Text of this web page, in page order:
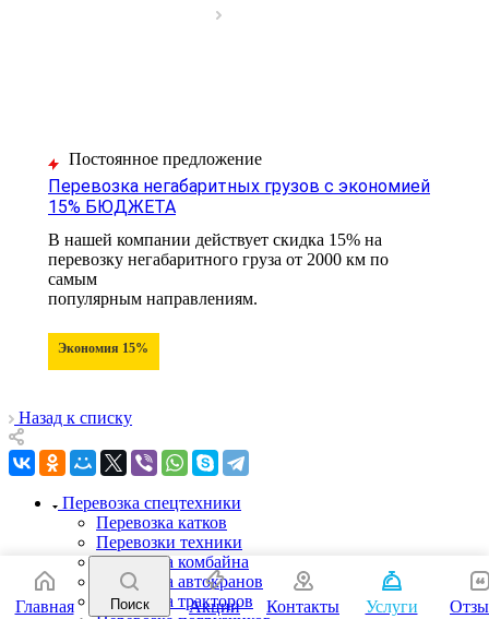
Постоянное предложение
Перевозка негабаритных грузов с экономией
15% БЮДЖЕТА
В нашей компании действует скидка 15% на
перевозку негабаритного груза от 2000 км по
самым
популярным направлениям.
Экономия 15%
Назад к списку
Перевозка спецтехники
Перевозка катков
Перевозки техники
Перевозка комбайна
Перевозка автокранов
Перевозка тракторов
Главная Поиск Акции Контакты Услуги